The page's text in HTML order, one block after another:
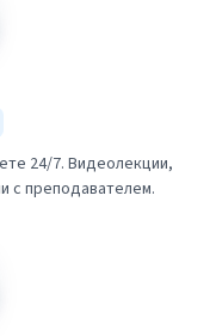
24/7. Видеолекции,
с преподавателем.